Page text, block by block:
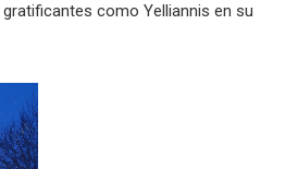
como Yelliannis en su